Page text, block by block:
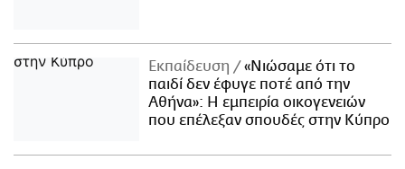
Εκπαίδευση
«Νιώσαμε ότι το
παιδί δεν έφυγε ποτέ από την
Αθήνα»: Η εμπειρία οικογενειών
που επέλεξαν σπουδές στην Κύπρο